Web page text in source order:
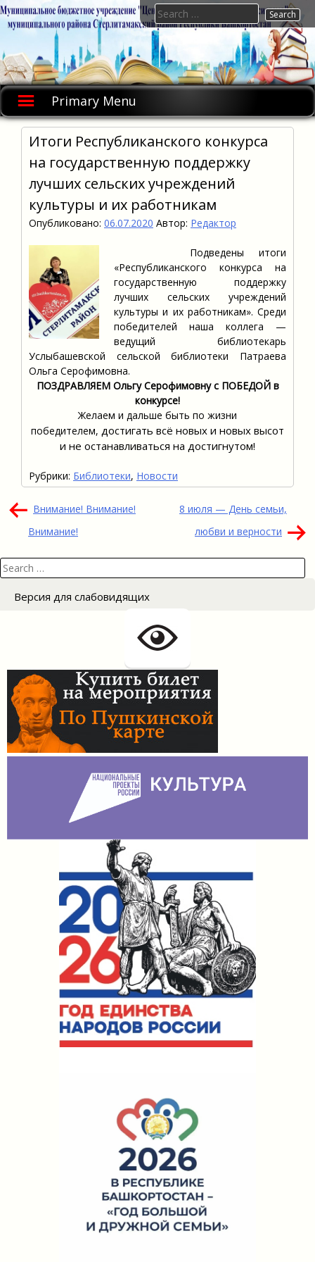
Skip
to
Primary Menu
Search
for:
Итоги Республиканского конкурса
на государственную поддержку
лучших сельских учреждений
культуры и их работникам
Опубликовано: 06.07.2020 Автор: Редактор
Подведены итоги
«Республиканского конкурса на
государственную поддержку
лучших сельских учреждений
культуры и их работникам». Среди
победителей наша коллега —
ведущий библиотекарь
Услыбашевской сельской библиотеки Патраева
Ольга Серофимовна.
ПОЗДРАВЛЯЕМ Ольгу Серофимовну с ПОБЕДОЙ в
конкурсе!
Желаем и дальше быть по жизни
победителем, достигать всё новых и новых высот
и не останавливаться на достигнутом!
Рубрики: Библиотеки, Новости
Навигация
по
Внимание! Внимание!
Внимание!
8 июля — День семьи,
любви и верности
Search
for:
Версия для слабовидящих